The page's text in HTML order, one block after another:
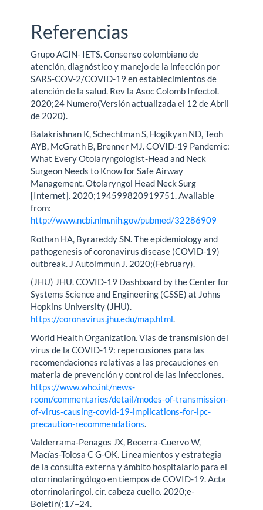
Referencias
Grupo ACIN- IETS. Consenso colombiano de
atención, diagnóstico y manejo de la infección por
SARS-COV-2/COVID-19 en establecimientos de
atención de la salud. Rev la Asoc Colomb Infectol.
2020;24 Numero(Versión actualizada el 12 de Abril
de 2020).
Balakrishnan K, Schechtman S, Hogikyan ND, Teoh
AYB, McGrath B, Brenner MJ. COVID-19 Pandemic:
What Every Otolaryngologist-Head and Neck
Surgeon Needs to Know for Safe Airway
Management. Otolaryngol Head Neck Surg
[Internet]. 2020;194599820919751. Available
from:
http://www.ncbi.nlm.nih.gov/pubmed/32286909
Rothan HA, Byrareddy SN. The epidemiology and
pathogenesis of coronavirus disease (COVID-19)
outbreak. J Autoimmun J. 2020;(February).
(JHU) JHU. COVID-19 Dashboard by the Center for
Systems Science and Engineering (CSSE) at Johns
Hopkins University (JHU).
https://coronavirus.jhu.edu/map.html.
World Health Organization. Vías de transmisión del
virus de la COVID-19: repercusiones para las
recomendaciones relativas a las precauciones en
materia de prevención y control de las infecciones.
https://www.who.int/news-
room/commentaries/detail/modes-of-transmission-
of-virus-causing-covid-19-implications-for-ipc-
precaution-recommendations.
Valderrama-Penagos JX, Becerra-Cuervo W,
Macías-Tolosa C G-OK. Lineamientos y estrategia
de la consulta externa y ámbito hospitalario para el
otorrinolaringólogo en tiempos de COVID-19. Acta
otorrinolaringol. cir. cabeza cuello. 2020;e-
Boletín(:17–24.